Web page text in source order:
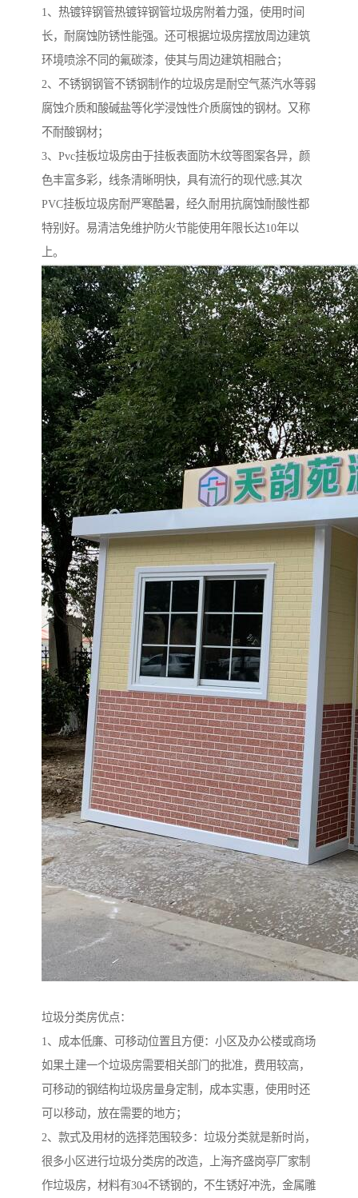
1、热镀锌钢管热镀锌钢管垃圾房附着力强，使用时间
长，耐腐蚀防锈性能强。还可根据垃圾房摆放周边建筑
环境喷涂不同的氟碳漆，使其与周边建筑相融合；
2、不锈钢钢管不锈钢制作的垃圾房是耐空气蒸汽水等弱
腐蚀介质和酸碱盐等化学浸蚀性介质腐蚀的钢材。又称
不耐酸钢材；
3、Pvc挂板垃圾房由于挂板表面防木纹等图案各异，颜
色丰富多彩，线条清晰明快，具有流行的现代感;其次
PVC挂板垃圾房耐严寒酷暑，经久耐用抗腐蚀耐酸性都
特别好。易清洁免维护防火节能使用年限长达10年以
上。
垃圾分类房优点：
1、成本低廉、可移动位置且方便：小区及办公楼或商场
如果土建一个垃圾房需要相关部门的批准，费用较高，
可移动的钢结构垃圾房量身定制，成本实惠，使用时还
可以移动，放在需要的地方；
2、款式及用材的选择范围较多：垃圾分类就是新时尚，
很多小区进行垃圾分类房的改造，上海齐盛岗亭厂家制
作垃圾房，材料有304不锈钢的，不生锈好冲洗，金属雕